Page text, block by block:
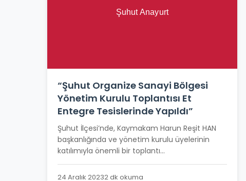
“Şuhut Organize Sanayi Bölgesi
Yönetim Kurulu Toplantısı Et
Entegre Tesislerinde Yapıldı”
Şuhut İlçesi’nde, Kaymakam Harun Reşit HAN
başkanlığında ve yönetim kurulu üyelerinin
katılımıyla önemli bir toplantı...
24 Aralık 20232 dk okuma